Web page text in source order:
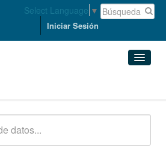
Select Language ▼
Iniciar Sesión